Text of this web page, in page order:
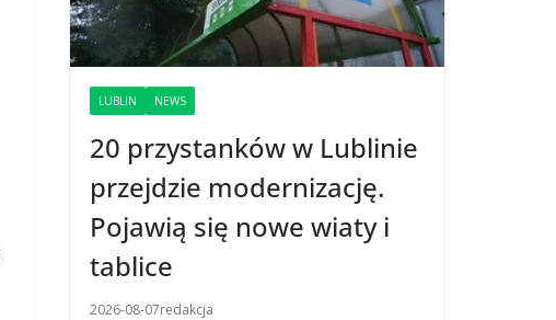
LUBLIN NEWS
20 przystanków w Lublinie
przejdzie modernizację.
Pojawią się nowe wiaty i
tablice
2026-08-07redakcja